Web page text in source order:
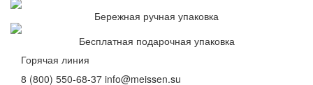
Бережная ручная упаковка
Бесплатная подарочная упаковка
Горячая линия
8 (800) 550-68-37 info@meissen.su